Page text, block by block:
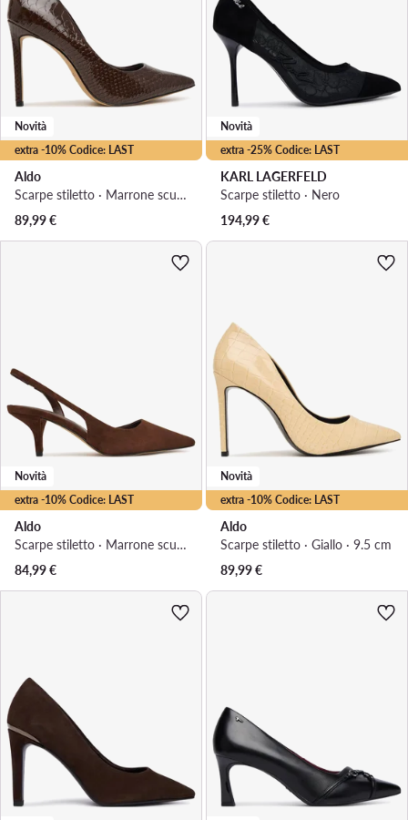
extra -10% Codice: LAST
Novità
Aldo
Scarpe stiletto · Marrone scuro · 9.5 cm
89,99€
extra -25% Codice: LAST
Novità
KARL LAGERFELD
Scarpe stiletto · Nero
194,99€
extra -10% Codice: LAST
Novità
Aldo
Scarpe stiletto · Marrone scuro · 7 cm
84,99€
extra -10% Codice: LAST
Novità
Aldo
Scarpe stiletto · Giallo · 9.5 cm
89,99€